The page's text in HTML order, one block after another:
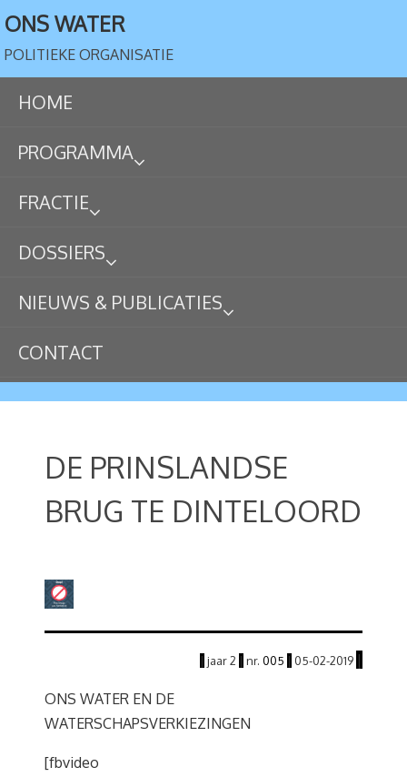
ONS WATER
POLITIEKE ORGANISATIE
HOME
PROGRAMMA
FRACTIE
DOSSIERS
NIEUWS & PUBLICATIES
CONTACT
DE PRINSLANDSE
BRUG TE DINTELOORD
| jaar2 | nr. 005 | 05-02-2019 |
ONS WATER EN DE
WATERSCHAPSVERKIEZINGEN
[fbvideo